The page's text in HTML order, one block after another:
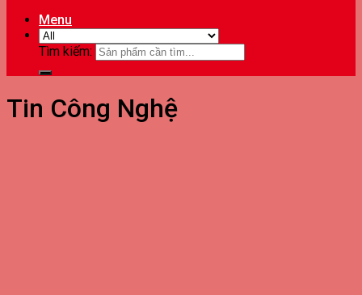
Menu
Tìm kiếm:
Tin Công Nghệ